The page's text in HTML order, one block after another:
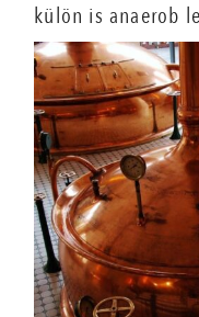
külön is anaerob